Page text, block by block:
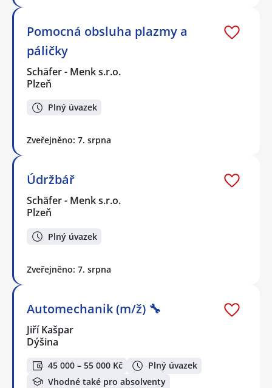
Pomocná obsluha plazmy a
páličky
Schäfer - Menk s.r.o.
Plzeň
Plný úvazek
Zveřejněno: 7. srpna
Údržbář
Schäfer - Menk s.r.o.
Plzeň
Plný úvazek
Zveřejněno: 7. srpna
Automechanik (m/ž) 🔧
Jiří Kašpar
Dýšina
45 000 – 55 000 Kč
Plný úvazek
Vhodné také pro absolventy